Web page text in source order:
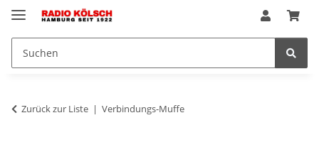
Zurück zur Liste Verbindungs-Muffe